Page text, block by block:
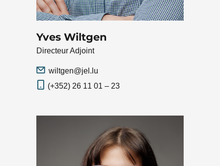
Yves Wiltgen
Directeur Adjoint
wiltgen@jel.lu
(+352) 26 11 01 – 23